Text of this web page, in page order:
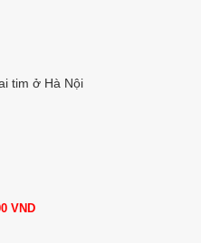
tim ở Hà Nội
VND